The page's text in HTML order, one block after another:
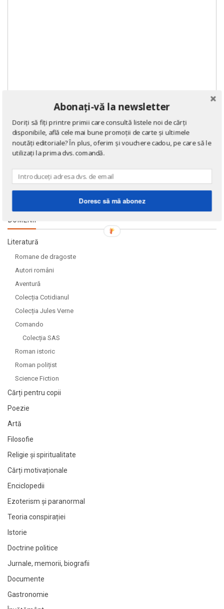
DOMENII
Literatură
Romane de dragoste
Autori români
Aventură
Colecția Cotidianul
Colecția Jules Verne
Comando
Colecția SAS
Roman istoric
Roman polițist
Science Fiction
Cărți pentru copii
Poezie
Artă
Filosofie
Religie și spiritualitate
Cărți motivaționale
Enciclopedii
Ezoterism și paranormal
Teoria conspirației
Istorie
Doctrine politice
Jurnale, memorii, biografii
Documente
Gastronomie
Abonați-vă la newsletter
Doriți să fiți printre primii care consultă listele noi de cărți
disponibile, află cele mai bune promoții de carte și ultimele
noutăți editoriale? În plus, oferim și vouchere cadou, pe care să le
utilizați la prima dvs. comandă.
Doresc să mă abonez